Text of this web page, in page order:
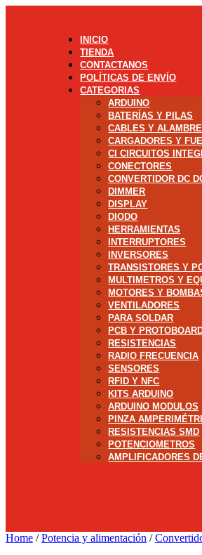
INICIO
TIENDA
CONTACTANOS
POLÍTICAS DE ENVÍO
CATEGORIAS
ARDUINO
BATERÍAS Y PILAS
CABLES Y
CARGADORES Y
CI CIRCUITOS
CONECTORES
CONVERTIDOR DC
DIMMER
DISPLAY
DIODO
HERRAMIENTAS
INTERRUPTORES
INVERSORES
TRANSISTORES Y
MULTIMETROS Y
MOTORES Y
VENTILADORES
PARA SOLDAR
PCB Y
RESISTENCIAS
RADIO FRECUENCIA
SENSORES
RFID Y NFC
KITS ARDUINO
ARDUINO MODULOS
PINZA
RESISTENCIAS SMD
POTENCIOMETROS
AMPLIFICADORES
Home /Potencia y alimentación /